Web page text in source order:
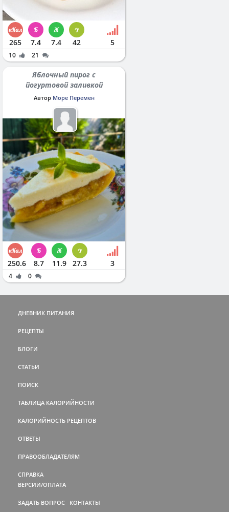
265 7.4 7.4 42 5
10 21
Яблочный пирог с
йогуртовой заливкой
Автор Море Перемен
250.6 8.7 11.9 27.3 3
4 0
ДНЕВНИК ПИТАНИЯ
РЕЦЕПТЫ
БЛОГИ
СТАТЬИ
ПОИСК
ТАБЛИЦА КАЛОРИЙНОСТИ
КАЛОРИЙНОСТЬ РЕЦЕПТОВ
ОТВЕТЫ
ПРАВООБЛАДАТЕЛЯМ
СПРАВКА
ВЕРСИИ/ОПЛАТА
ЗАДАТЬ ВОПРОС КОНТАКТЫ